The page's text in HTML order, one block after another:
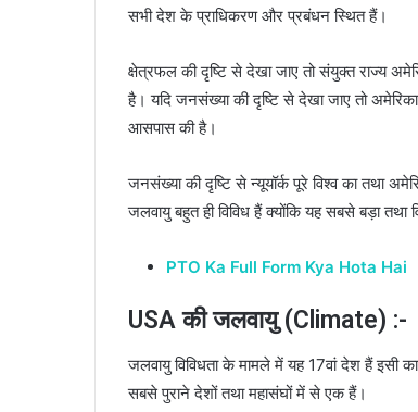
सभी देश के प्राधिकरण और प्रबंधन स्थित हैं।
क्षेत्रफल की दृष्टि से देखा जाए तो संयुक्त राज्य
है। यदि जनसंख्या की दृष्टि से देखा जाए तो
आसपास की है।
जनसंख्या की दृष्टि से न्यूयॉर्क पूरे विश्व का तथा
जलवायु बहुत ही विविध हैं क्योंकि यह सबसे बड़ा तथा
PTO Ka Full Form Kya Hota Hai
USA की जलवायु (Climate) :-
जलवायु विविधता के मामले में यह 17वां देश हैं इसी
सबसे पुराने देशों तथा महासंघों में से एक हैं।